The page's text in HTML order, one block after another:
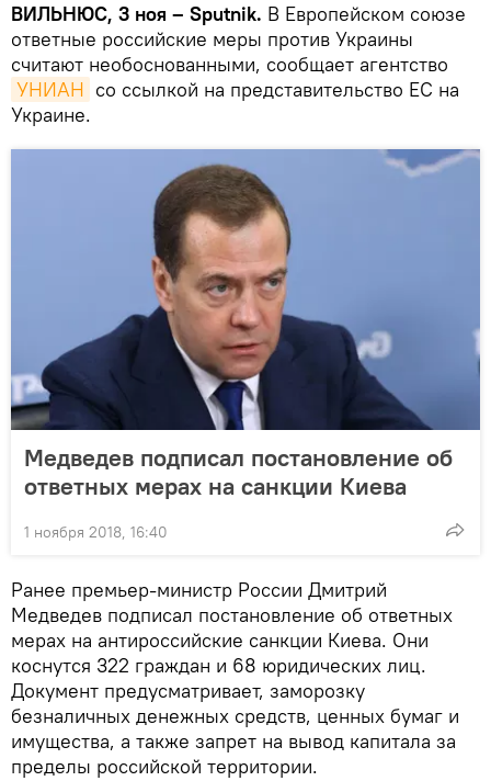
ВИЛЬНЮС, 3 ноя – Sputnik. В Европейском союзе
ответные российские меры против Украины
считают необоснованными, сообщает агентство
УНИАН со ссылкой на представительство ЕС на
Украине.
Медведев подписал постановление об
ответных мерах на санкции Киева
1 ноября 2018, 16:40
Ранее премьер-министр России Дмитрий
Медведев подписал постановление об ответных
мерах на антироссийские санкции Киева. Они
коснутся 322 граждан и 68 юридических лиц.
Документ предусматривает, заморозку
безналичных денежных средств, ценных бумаг и
имущества, а также запрет на вывод капитала за
пределы российской территории.